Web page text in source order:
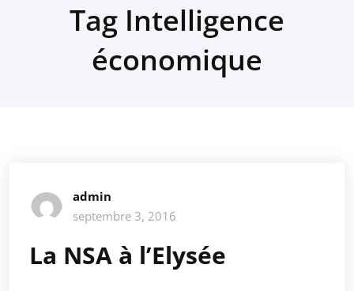
Tag Intelligence
économique
admin
septembre 3, 2016
La NSA à l’Elysée